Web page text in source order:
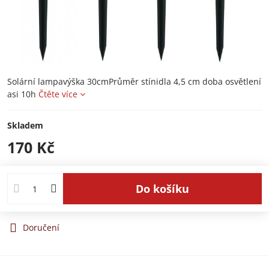
Solární lampavýška 30cmPrůměr stínidla 4,5 cm doba osvětlení
asi 10h Čtěte více
Skladem
170 Kč
Do košíku
Doručení